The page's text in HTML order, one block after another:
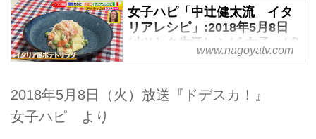
女子ハピ「中辻健太流 イタ
リアレシピ」:2018年5月8日
(火)|トク生活レシピ 女子ハピ|
ドデスカ！-名古屋テレビ【メ
www.nagoyatv.com
2018年5月8日（火）放送『ドデスカ！』
女子ハピ より